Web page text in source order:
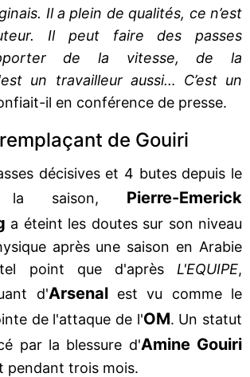
Il a plein de qualités, ce n’est
Il peut faire des passes
de la vitesse, de la
un travailleur aussi… C’est un
il en conférence de presse.
de Gouiri
décisives et 4 butes depuis le
la saison, Pierre-Emerick
a éteint les doutes sur son niveau
après une saison en Arabie
point que d'après L'EQUIPE,
d'Arsenalest vu comme le
de l'attaque de l'OM. Un statut
par la blessure d'Amine Gouiri
pendant trois mois.